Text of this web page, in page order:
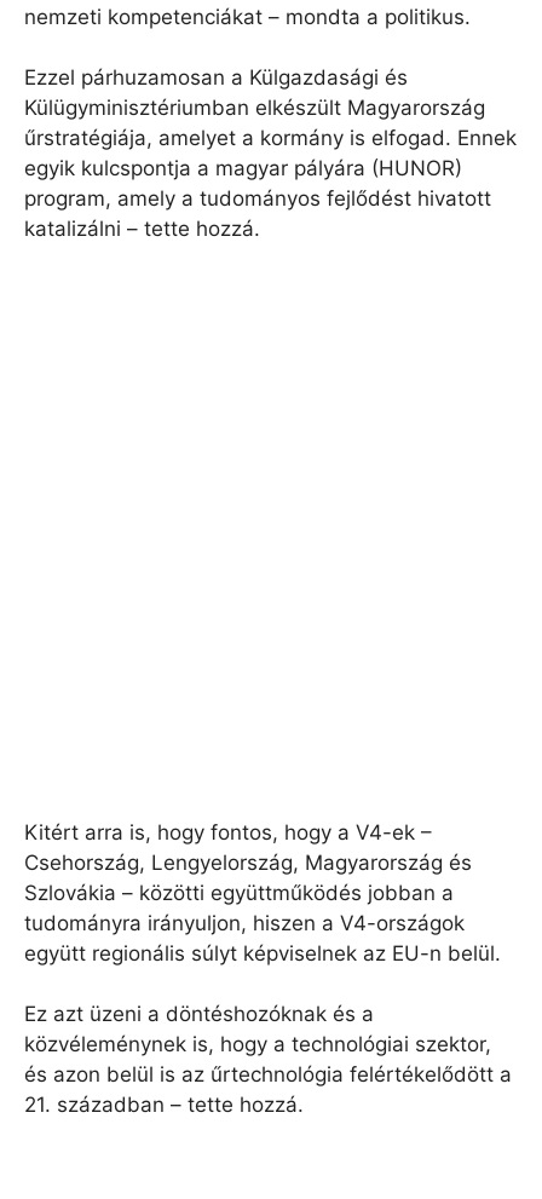
nemzeti kompetenciákat – mondta a politikus.
Ezzel párhuzamosan a Külgazdasági és
Külügyminisztériumban elkészült Magyarország
űrstratégiája, amelyet a kormány is elfogad. Ennek
egyik kulcspontja a magyar pályára (HUNOR)
program, amely a tudományos fejlődést hivatott
katalizálni – tette hozzá.
Kitért arra is, hogy fontos, hogy a V4-ek –
Csehország, Lengyelország, Magyarország és
Szlovákia – közötti együttműködés jobban a
tudományra irányuljon, hiszen a V4-országok
együtt regionális súlyt képviselnek az EU-n belül.
Ez azt üzeni a döntéshozóknak és a
közvéleménynek is, hogy a technológiai szektor,
és azon belül is az űrtechnológia felértékelődött a
21. században – tette hozzá.